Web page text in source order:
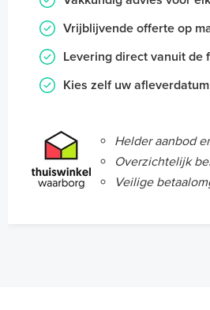
Vrijblijvende offerte op
Levering direct vanuit de
Kies zelf uw afleverdatum
Helder aanbod
Overzichtelijk
Veilige